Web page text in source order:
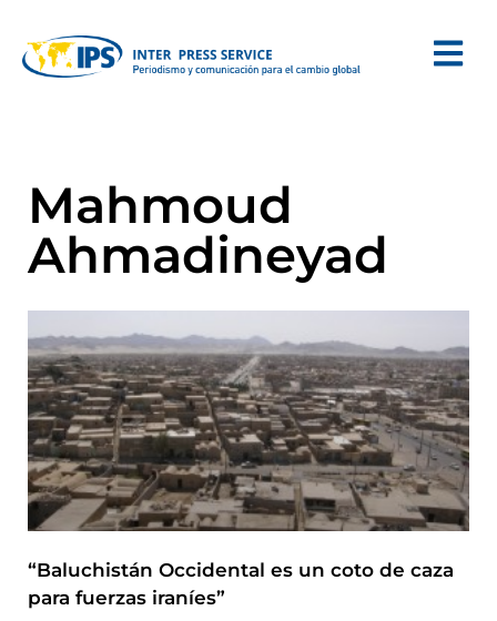
Mahmoud
Ahmadineyad
“Baluchistán Occidental es un coto de caza
para fuerzas iraníes”